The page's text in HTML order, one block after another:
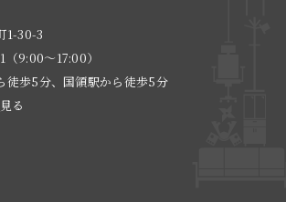
1-30-3
9:00〜17:00）
歩5分、国領駅から徒歩5分
る